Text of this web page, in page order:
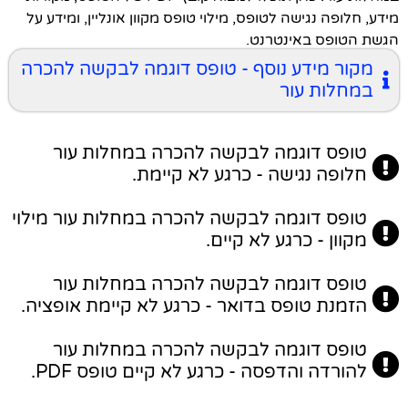
מידע, חלופה נגישה לטופס, מילוי טופס מקוון אונליין, ומידע על
הגשת הטופס באינטרנט.
מקור מידע נוסף - טופס דוגמה לבקשה להכרה
במחלות עור
טופס דוגמה לבקשה להכרה במחלות עור
חלופה נגישה - כרגע לא קיימת.
טופס דוגמה לבקשה להכרה במחלות עור מילוי
מקוון - כרגע לא קיים.
טופס דוגמה לבקשה להכרה במחלות עור
הזמנת טופס בדואר - כרגע לא קיימת אופציה.
טופס דוגמה לבקשה להכרה במחלות עור
להורדה והדפסה - כרגע לא קיים טופס PDF.